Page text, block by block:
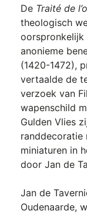
De Traité de
theologisch
oorspronkelijk
anonieme
(1420-1472),
vertaalde de
verzoek van
wapenschild
Gulden Vlies
randdecoratie
miniaturen in
door Jan de
Jan de
Oudenaarde,